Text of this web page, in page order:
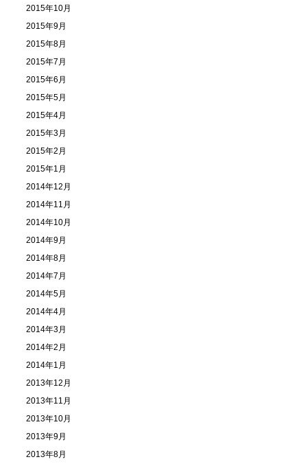
2015年10月
2015年9月
2015年8月
2015年7月
2015年6月
2015年5月
2015年4月
2015年3月
2015年2月
2015年1月
2014年12月
2014年11月
2014年10月
2014年9月
2014年8月
2014年7月
2014年5月
2014年4月
2014年3月
2014年2月
2014年1月
2013年12月
2013年11月
2013年10月
2013年9月
2013年8月